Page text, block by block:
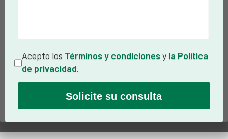
Acepto los Términos y condiciones y la Política
de privacidad.